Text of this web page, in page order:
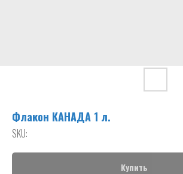
Флакон КАНАДА 1 л.
SKU:
Купить